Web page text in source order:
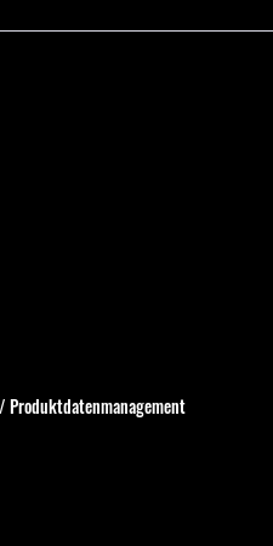
Produktdatenmanagement